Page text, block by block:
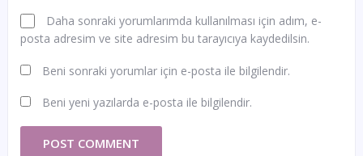
Daha sonraki yorumlarımda kullanılması için adım, e-
posta adresim ve site adresim bu tarayıcıya kaydedilsin.
Beni sonraki yorumlar için e-posta ile bilgilendir.
Beni yeni yazılarda e-posta ile bilgilendir.